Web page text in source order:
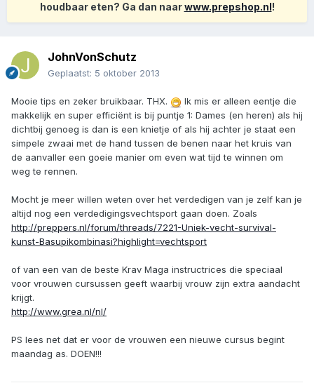
houdbaar eten? Ga dan naarwww.prepshop.nl!
JohnVonSchutz
Geplaatst: 5 oktober 2013
Mooie tips en zeker bruikbaar. THX.
Ik mis er alleen eentje die
makkelijk en super efficiënt is bij puntje 1: Dames (en heren) als hij
dichtbij genoeg is dan is een knietje of als hij achter je staat een
simpele zwaai met de hand tussen de benen naar het kruis van
de aanvaller een goeie manier om even wat tijd te winnen om
weg te rennen.
Mocht je meer willen weten over het verdedigen van je zelf kan je
altijd nog een verdedigingsvechtsport gaan doen. Zoals
http://preppers.nl/forum/threads/7221-Uniek-vecht-survival-
kunst-Basupikombinasi?highlight=vechtsport
of van een van de beste Krav Maga instructrices die speciaal
voor vrouwen cursussen geeft waarbij vrouw zijn extra aandacht
krijgt.
http://www.grea.nl/nl/
PS lees net dat er voor de vrouwen een nieuwe cursus begint
maandag as. DOEN!!!